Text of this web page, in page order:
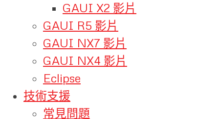
GAUI X2 影片
GAUI R5 影片
GAUI NX7 影片
GAUI NX4 影片
Eclipse
技術支援
常見問題